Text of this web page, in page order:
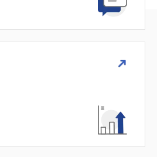
법률정보
법률지식인
·헬스케어그룹 업무